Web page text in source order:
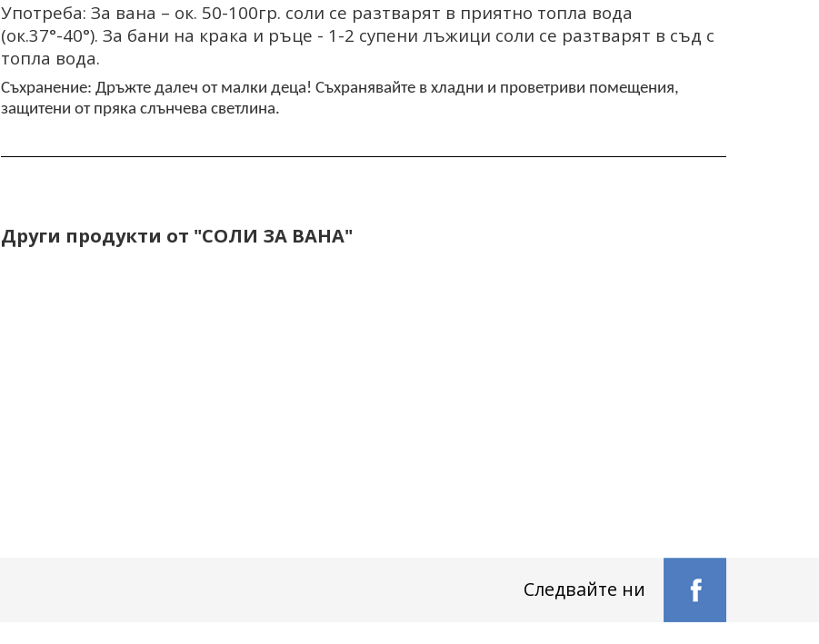
Употреба: За вана – ок. 50-100гр. соли се разтварят в приятно топла вода
(ок.37°-40°). За бани на крака и ръце - 1-2 супени лъжици соли се разтварят в съд с
топла вода.
Съхранение: Дръжте далеч от малки деца! Съхранявайте в хладни и проветриви помещения,
защитени от пряка слънчева светлина.
Други продукти от "СОЛИ ЗА ВАНА"
Следвайте ни